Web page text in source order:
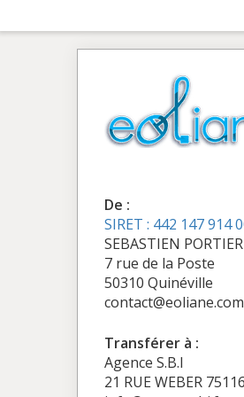
De :
SIRET : 442 147 914
SEBASTIEN
7 rue de la Poste
50310 Quinéville
contact@eoliane.com
Transférer à :
Agence S.B.I
21 RUE WEBER